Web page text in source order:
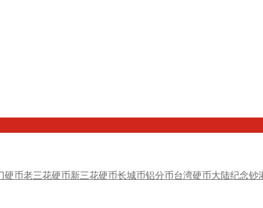
硬币老三花硬币新三花硬币长城币铝分币台湾硬币大陆纪念钞